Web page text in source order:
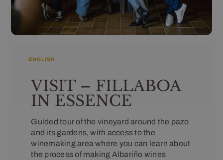
ENGLISH
VISIT – FILLABOA
IN ESSENCE
Guided tour of the vineyard around the pazo
and its gardens, with access to the
winemaking area where you can learn about
the process of making Albariño wines